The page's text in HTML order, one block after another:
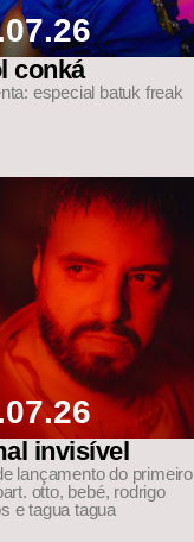
conká
especial batuk freak
invisível
lançamento do primeiro
otto, bebé, rodrigo
e tagua tagua